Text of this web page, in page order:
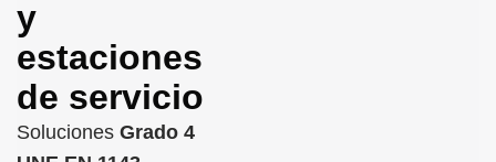
y
estaciones
de servicio
Soluciones Grado 4